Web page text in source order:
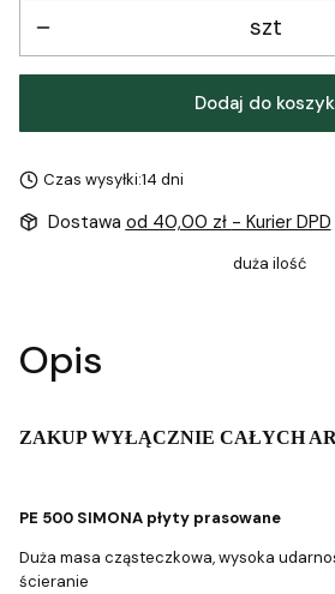
szt
Dodaj do
Czas wysyłki:14 dni
Dostawa od 40,00 zł - Kurier DPD
duża ilość
Opis
ZAKUP WYŁĄCZNIE CAŁYCH
PE 500 SIMONA płyty prasowane
Duża masa cząsteczkowa, wysoka
ścieranie